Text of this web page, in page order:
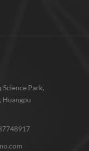
Science Park,
Huangpu